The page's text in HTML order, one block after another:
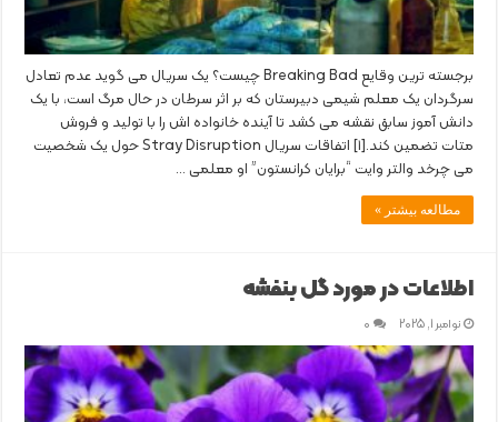
برجسته ترین وقایع Breaking Bad چیست؟ یک سریال می گوید عدم تعادل
سرگردان یک معلم شیمی دبیرستان که بر اثر سرطان در حال مرگ است، با یک
دانش آموز سابق نقشه می کشد تا آینده خانواده اش را با تولید و فروش
متات تضمین کند.[١] اتفاقات سریال Stray Disruption حول یک شخصیت
می چرخد والتر وایت “برایان کرانستون” او معلمی …
مطالعه بیشتر »
اطلاعات در مورد گل بنفشه
نوامبر 1, 2025 0